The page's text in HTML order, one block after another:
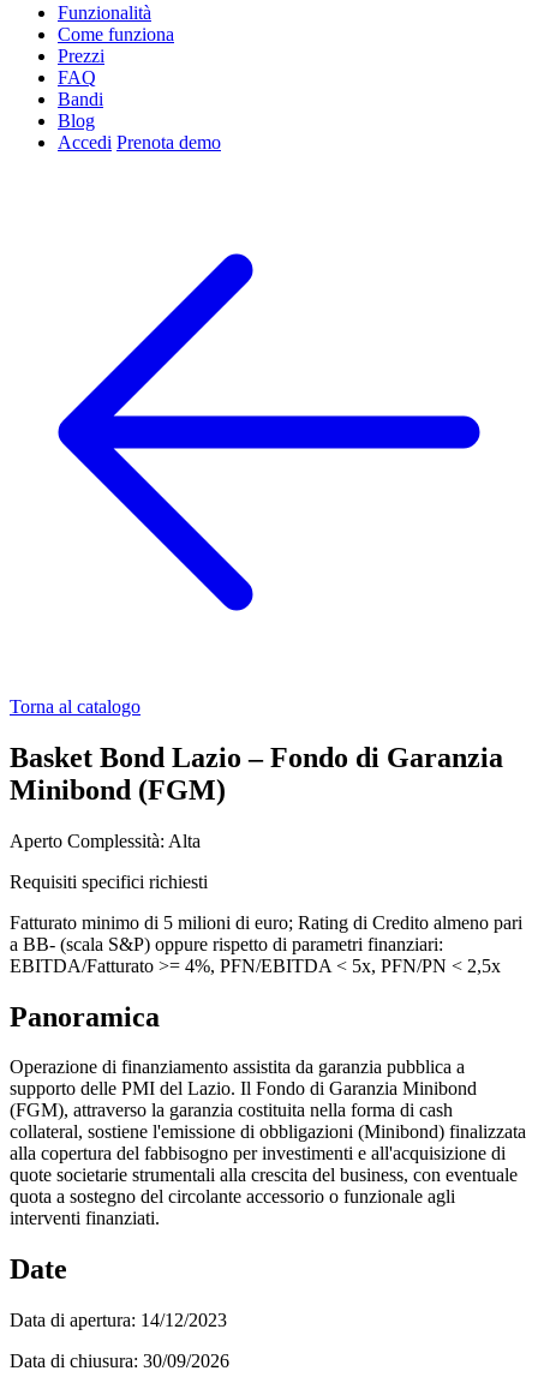
Funzionalità
Come funziona
Prezzi
FAQ
Bandi
Blog
Accedi Prenota demo
Torna al catalogo
Basket Bond Lazio – Fondo di Garanzia
Minibond (FGM)
Aperto Complessità: Alta
Requisiti specifici richiesti
Fatturato minimo di 5 milioni di euro; Rating di Credito almeno pari
a BB- (scala S&P) oppure rispetto di parametri finanziari:
EBITDA/Fatturato >= 4%, PFN/EBITDA < 5x, PFN/PN < 2,5x
Panoramica
Operazione di finanziamento assistita da garanzia pubblica a
supporto delle PMI del Lazio. Il Fondo di Garanzia Minibond
(FGM), attraverso la garanzia costituita nella forma di cash
collateral, sostiene l'emissione di obbligazioni (Minibond) finalizzata
alla copertura del fabbisogno per investimenti e all'acquisizione di
quote societarie strumentali alla crescita del business, con eventuale
quota a sostegno del circolante accessorio o funzionale agli
interventi finanziati.
Date
Data di apertura: 14/12/2023
Data di chiusura: 30/09/2026